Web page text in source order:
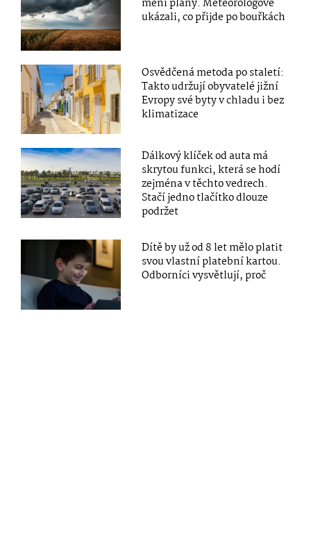
mění plány. Meteorologové
ukázali, co přijde po bouřkách
Osvědčená metoda po staletí:
Takto udržují obyvatelé jižní
Evropy své byty v chladu i bez
klimatizace
Dálkový klíček od auta má
skrytou funkci, která se hodí
zejména v těchto vedrech.
Stačí jedno tlačítko dlouze
podržet
Dítě by už od 8 let mělo platit
svou vlastní platební kartou.
Odborníci vysvětlují, proč